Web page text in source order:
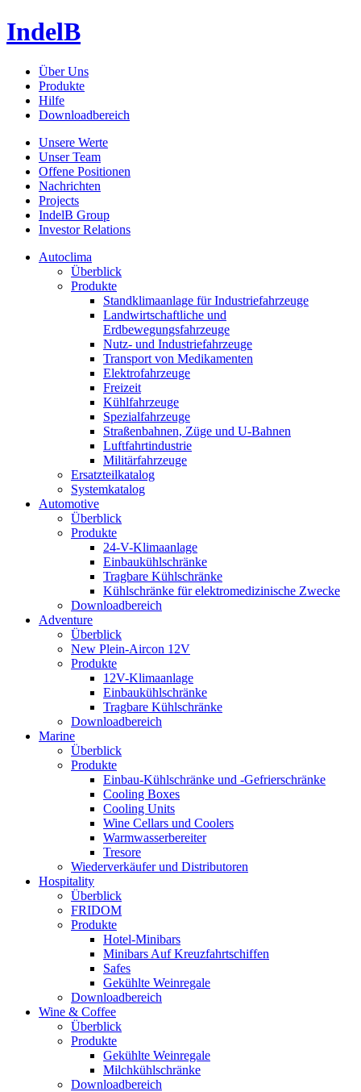
IndelB
Über Uns
Produkte
Hilfe
Downloadbereich
Unsere Werte
Unser Team
Offene Positionen
Nachrichten
Projects
IndelB Group
Investor Relations
Autoclima
Überblick
Produkte
Standklimaanlage für Industriefahrzeuge
Landwirtschaftliche und
Erdbewegungsfahrzeuge
Nutz- und Industriefahrzeuge
Transport von Medikamenten
Elektrofahrzeuge
Freizeit
Kühlfahrzeuge
Spezialfahrzeuge
Straßenbahnen, Züge und U-Bahnen
Luftfahrtindustrie
Militärfahrzeuge
Ersatzteilkatalog
Systemkatalog
Automotive
Überblick
Produkte
24-V-Klimaanlage
Einbaukühlschränke
Tragbare Kühlschränke
Kühlschränke für elektromedizinische Zwecke
Downloadbereich
Adventure
Überblick
New Plein-Aircon 12V
Produkte
12V-Klimaanlage
Einbaukühlschränke
Tragbare Kühlschränke
Downloadbereich
Marine
Überblick
Produkte
Einbau-Kühlschränke und -Gefrierschränke
Cooling Boxes
Cooling Units
Wine Cellars und Coolers
Warmwasserbereiter
Tresore
Wiederverkäufer und Distributoren
Hospitality
Überblick
FRIDOM
Produkte
Hotel-Minibars
Minibars Auf Kreuzfahrtschiffen
Safes
Gekühlte Weinregale
Downloadbereich
Wine & Coffee
Überblick
Produkte
Gekühlte Weinregale
Milchkühlschränke
Downloadbereich